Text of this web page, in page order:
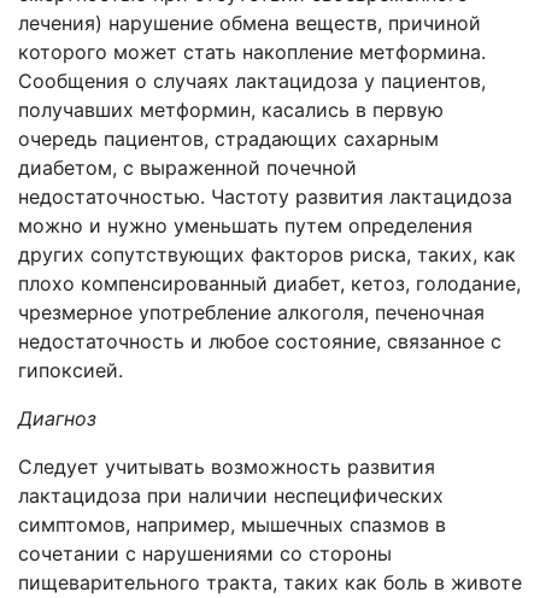
лечения) нарушение обмена веществ, причиной
которого может стать накопление метформина.
Сообщения о случаях лактацидоза у пациентов,
получавших метформин, касались в первую
очередь пациентов, страдающих сахарным
диабетом, с выраженной почечной
недостаточностью. Частоту развития лактацидоза
можно и нужно уменьшать путем определения
других сопутствующих факторов риска, таких, как
плохо компенсированный диабет, кетоз, голодание,
чрезмерное употребление алкоголя, печеночная
недостаточность и любое состояние, связанное с
гипоксией.
Диагноз
Следует учитывать возможность развития
лактацидоза при наличии неспецифических
симптомов, например, мышечных спазмов в
сочетании с нарушениями со стороны
пищеварительного тракта, таких как боль в животе